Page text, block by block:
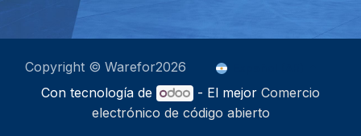
Copyright © Warefor2026
Con tecnología de - El mejorComercio
electrónico de código abierto